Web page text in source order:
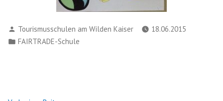
Verfasst
von
Tourismusschulen am Wilden Kaiser
18.06.2015
Veröffentlicht
FAIRTRADE-Schule